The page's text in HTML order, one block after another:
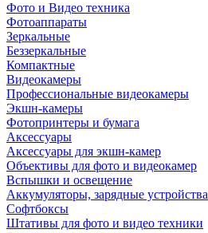
Фото и Видео техника
Фотоаппараты
Зеркальные
Беззеркальные
Компактные
Видеокамеры
Профессиональные видеокамеры
Экшн-камеры
Фотопринтеры и бумага
Аксессуары
Аксессуары для экшн-камер
Объективы для фото и видеокамер
Вспышки и освещение
Аккумуляторы, зарядные устройства
Софтбоксы
Штативы для фото и видео техники